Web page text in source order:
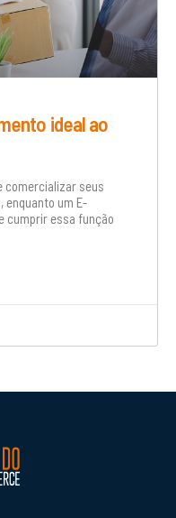
ideal ao
comercializar seus
enquanto um E-
cumprir essa função